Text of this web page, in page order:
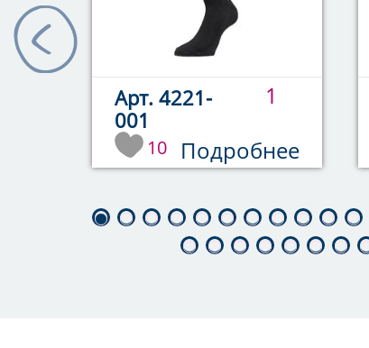
Арт. 4221-
001
1
10 Подробнее